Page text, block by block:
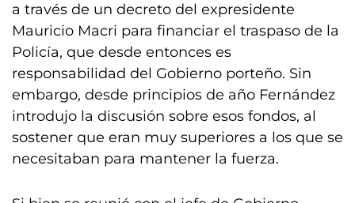
a través de un decreto del expresidente
Mauricio Macri para financiar el traspaso de la
Policía, que desde entonces es
responsabilidad del Gobierno porteño. Sin
embargo, desde principios de año Fernández
introdujo la discusión sobre esos fondos, al
sostener que eran muy superiores a los que se
necesitaban para mantener la fuerza.